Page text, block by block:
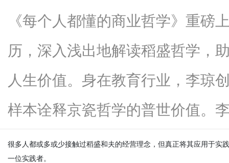
《每个人都懂的商业哲学》重磅
历，深入浅出地解读稻盛哲学，
人生价值。身在教育行业，李琼
样本诠释京瓷哲学的普世价值。
很多人都或多或少接触过稻盛和夫的经营理念 ， 但真正将其应用于实
一位实践者。